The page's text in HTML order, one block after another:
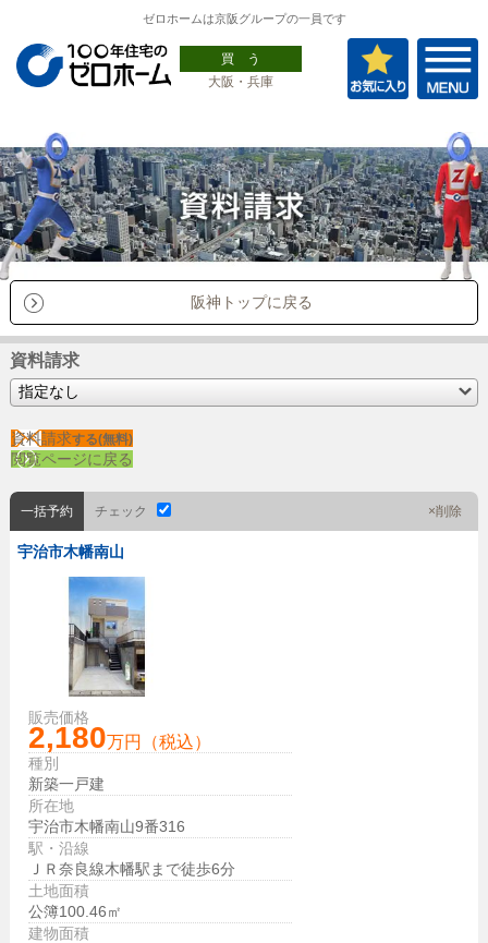
ゼロホームは京阪グループの一員です
買 う
大阪・兵庫
阪神トップに戻る
資料請求
資料請求する(無料)
閲覧ページに戻る
一括予約 チェック ×削除
宇治市木幡南山
販売価格
2,180万円（税込）
種別
新築一戸建
所在地
宇治市木幡南山9番316
駅・沿線
ＪＲ奈良線木幡駅まで徒歩6分
土地面積
公簿100.46㎡
建物面積